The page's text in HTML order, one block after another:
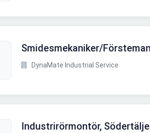
Smidesmekaniker/
DynaMate Industrial Service
Industrirörmontör, Södertälje